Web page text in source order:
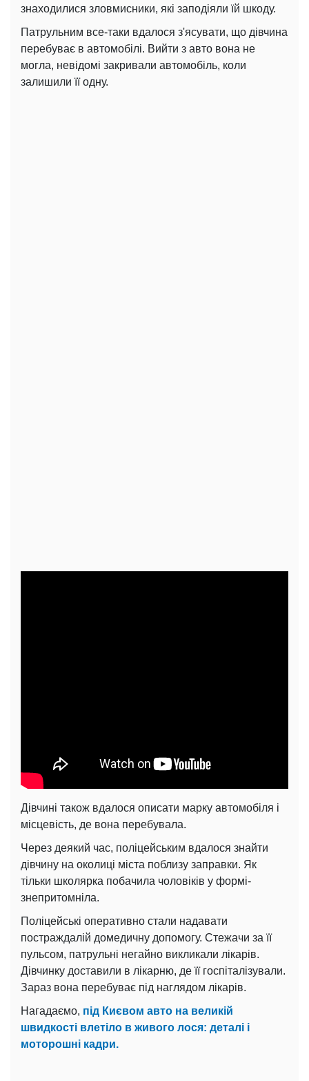
знаходилися зловмисники, які заподіяли їй шкоду.
Патрульним все-таки вдалося з'ясувати, що дівчина
перебуває в автомобілі. Вийти з авто вона не
могла, невідомі закривали автомобіль, коли
залишили її одну.
Дівчині також вдалося описати марку автомобіля і
місцевість, де вона перебувала.
Через деякий час, поліцейським вдалося знайти
дівчину на околиці міста поблизу заправки. Як
тільки школярка побачила чоловіків у формі-
знепритомніла.
Поліцейські оперативно стали надавати
постраждалій домедичну допомогу. Стежачи за її
пульсом, патрульні негайно викликали лікарів.
Дівчинку доставили в лікарню, де її госпіталізували.
Зараз вона перебуває під наглядом лікарів.
Нагадаємо, під Києвом авто на великій
швидкості влетіло в живого лося: деталі і
моторошні кадри.